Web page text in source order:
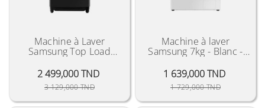
Machine à Laver
Samsung Top Load
2 499,000 TND
3 129,000 TNDPrix Public
Prix
Machine à laver
Samsung 7kg - Blanc -
WW70TA046TE
1 639,000 TND
1 729,000 TNDPrix Public
Prix